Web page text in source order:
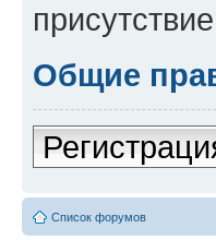
Общие
Список форумов